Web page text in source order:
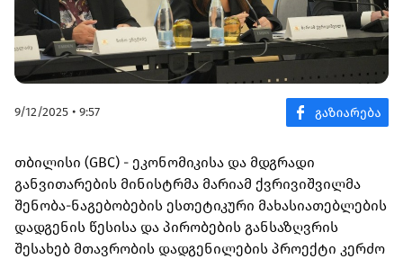
9/12/2025 • 9:57
თბილისი (GBC) - ეკონომიკისა და მდგრადი
განვითარების მინისტრმა მარიამ ქვრივიშვილმა
შენობა-ნაგებობების ესთეტიკური მახასიათებლების
დადგენის წესისა და პირობების განსაზღვრის
შესახებ მთავრობის დადგენილების პროექტი კერძო